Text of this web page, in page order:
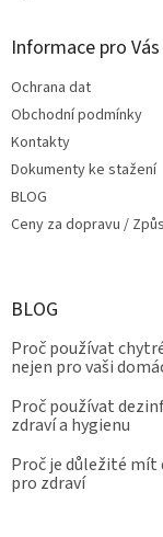
Informace pro Vás
Ochrana dat
Obchodní podmínky
Kontakty
Dokumenty ke stažení
BLOG
Ceny za dopravu /
BLOG
Proč používat
nejen pro vaši
Proč používat
zdraví a hygienu
Proč je důležité mít
pro zdraví